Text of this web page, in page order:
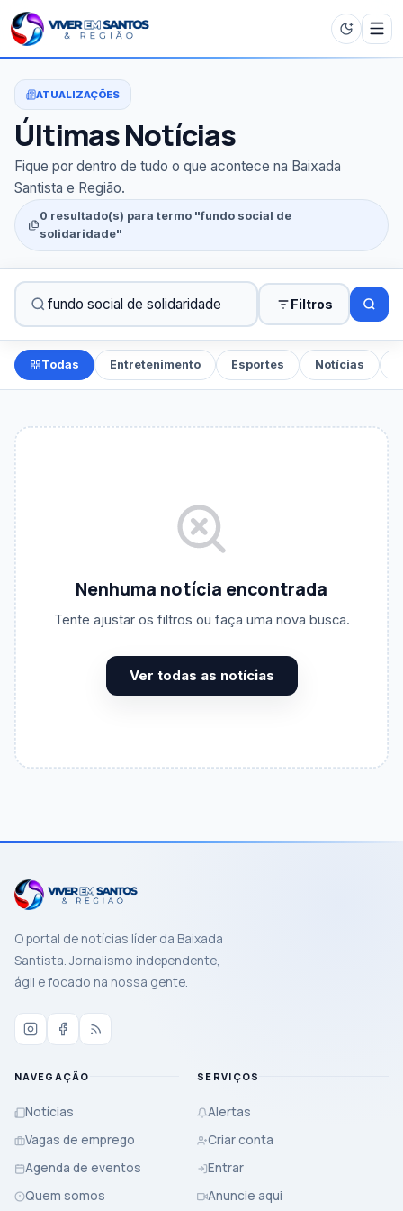
ATUALIZAÇÕES
Últimas Notícias
Fique por dentro de tudo o que acontece na Baixada
Santista e Região.
0 resultado(s) para termo "fundo social de
solidaridade"
Filtros
Todas Entretenimento Esportes Notícias
CATEGORIA
Todas as categorias
Nenhuma notícia encontrada
Tente ajustar os filtros ou faça uma nova busca.
Ver todas as notícias
O portal de notícias líder da Baixada
Santista. Jornalismo independente,
ágil e focado na nossa gente.
NAVEGAÇÃO
Notícias
Vagas de emprego
Agenda de eventos
Quem somos
SERVIÇOS
Alertas
Criar conta
Entrar
Anuncie aqui